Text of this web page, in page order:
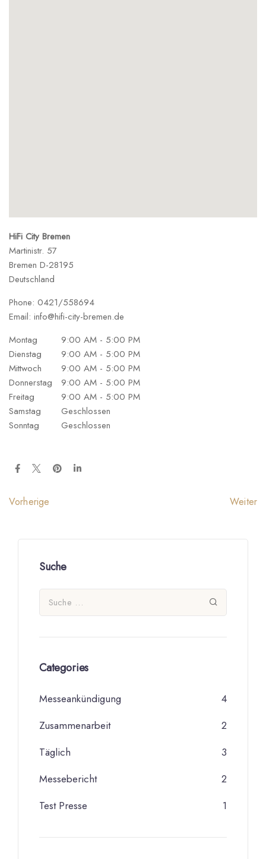
HiFi City Bremen
Martinistr. 57
Bremen D-28195
Deutschland
Phone: 0421/558694
Email: info@hifi-city-bremen.de
Montag
9:00 AM - 5:00 PM
Dienstag
9:00 AM - 5:00 PM
Mittwoch
9:00 AM - 5:00 PM
Donnerstag
9:00 AM - 5:00 PM
Freitag
9:00 AM - 5:00 PM
Samstag
Geschlossen
Sonntag
Geschlossen
Vorherige Weiter
Suche
Categories
Messeankündigung
4
Zusammenarbeit
2
Täglich
3
Messebericht
2
Test Presse
1